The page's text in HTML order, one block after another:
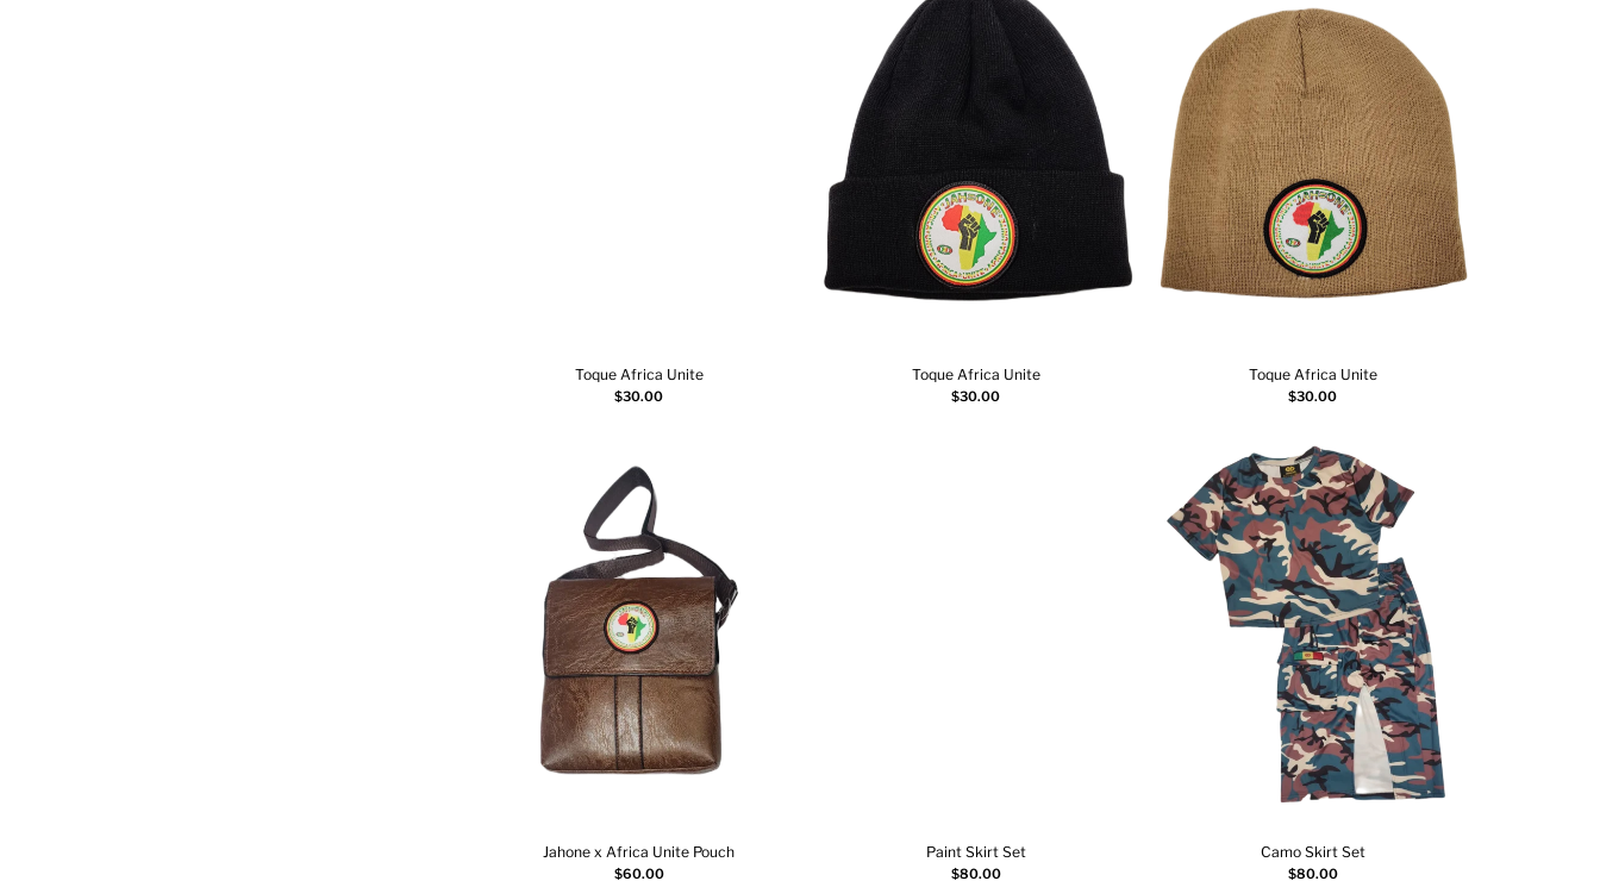
Choix des options
Toque Africa Unite
$30.00 Choix des options
Toque Africa Unite
$30.00 Choix des options
Toque Africa Unite
$30.00
Choix des options
Jahone x Africa Unite Pouch
$60.00 Choix des options
Paint Skirt Set
$80.00 Choix des options
Camo Skirt Set
$80.00